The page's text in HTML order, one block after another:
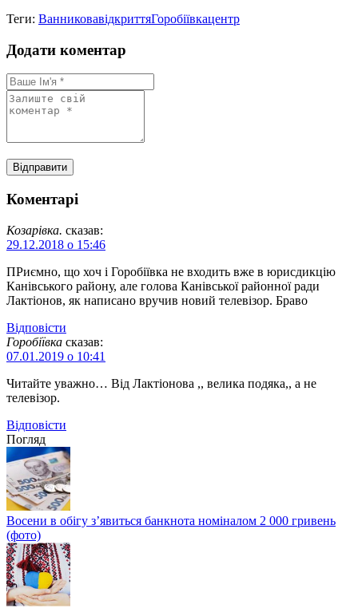
Теги: ВанниковавідкриттяГоробіївкацентр
Додати коментар
Коментарі
Козарівка. сказав:
29.12.2018 о 15:46
ПРиємно, що хоч і Горобіївка не входить вже в юрисдикцію
Канівського району, але голова Канівської районної ради
Лактіонов, як написано вручив новий телевізор. Браво
Відповіcти
Горобіївка сказав:
07.01.2019 о 10:41
Читайте уважно… Від Лактіонова ,, велика подяка,, а не
телевізор.
Відповіcти
Погляд
Восени в обігу з’явиться банкнота номіналом 2 000 гривень
(фото)